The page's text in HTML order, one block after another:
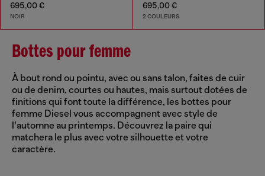
695,00 €
NOIR
695,00 €
2 COULEURS
Bottes pour femme
À bout rond ou pointu, avec ou sans talon, faites de cuir
ou de denim, courtes ou hautes, mais surtout dotées de
finitions qui font toute la différence, les bottes pour
femme Diesel vous accompagnent avec style de
l’automne au printemps. Découvrez la paire qui
matchera le plus avec votre silhouette et votre
caractère.